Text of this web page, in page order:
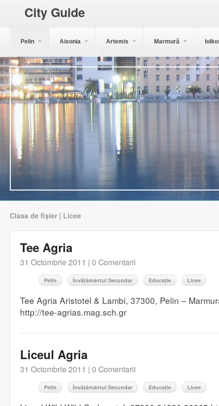
City Guide
Pelin Aisonia Artemis Marmură
Clasa de fișier | Licee
Tee Agria
31 Octombrie 2011 | 0 Comentarii
Pelin Învățământul Secundar Educație Licee
Tee Agria Aristotel & Lambi, 37300, Pelin –
http://tee-agrias.mag.sch.gr
Liceul Agria
31 Octombrie 2011 | 0 Comentarii
Pelin Învățământul Secundar Educație Licee